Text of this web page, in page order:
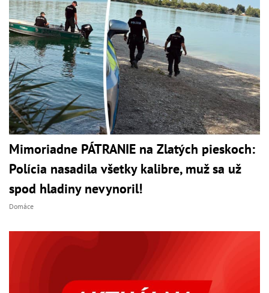
Mimoriadne PÁTRANIE na Zlatých pieskoch:
Polícia nasadila všetky kalibre, muž sa už
spod hladiny nevynoril!
Domáce